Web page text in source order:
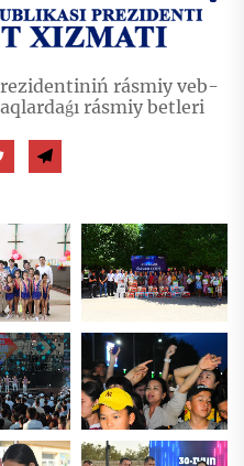
rásmiy veb-
rásmiy betleri